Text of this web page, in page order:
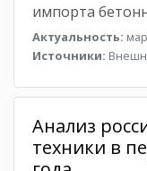
импорта
Актуальность:
Источники:
Анализ
техники в